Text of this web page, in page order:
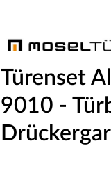
Türenset
9010 -